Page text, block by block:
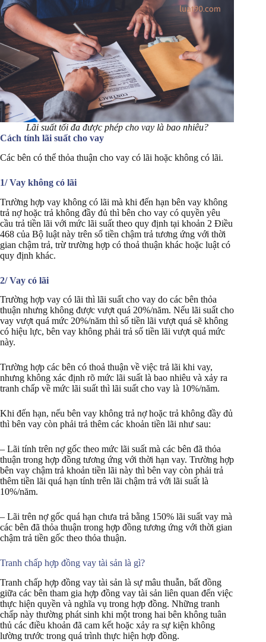
Lãi suất tối đa được phép cho vay là bao nhiêu?
Cách tính lãi suất cho vay
Các bên có thể thỏa thuận cho vay có lãi hoặc không có lãi.
1/ Vay không có lãi
Trường hợp vay không có lãi mà khi đến hạn bên vay không
trả nợ hoặc trả không đầy đủ thì bên cho vay có quyền yêu
cầu trả tiền lãi với mức lãi suất theo quy định tại khoản 2 Điều
468 của Bộ luật này trên số tiền chậm trả tương ứng với thời
gian chậm trả, trừ trường hợp có thoả thuận khác hoặc luật có
quy định khác.
2/ Vay có lãi
Trường hợp vay có lãi thì lãi suất cho vay do các bên thỏa
thuận nhưng không được vượt quá 20%/năm. Nếu lãi suất cho
vay vượt quá mức 20%/năm thì số tiền lãi vượt quá sẽ không
có hiệu lực, bên vay không phải trả số tiền lãi vượt quá mức
này.
Trường hợp các bên có thoả thuận về việc trả lãi khi vay,
nhưng không xác định rõ mức lãi suất là bao nhiêu và xảy ra
tranh chấp về mức lãi suất thì lãi suất cho vay là 10%/năm.
Khi đến hạn, nếu bên vay không trả nợ hoặc trả không đầy đủ
thì bên vay còn phải trả thêm các khoản tiền lãi như sau:
– Lãi tính trên nợ gốc theo mức lãi suất mà các bên đã thỏa
thuận trong hợp đồng tương ứng với thời hạn vay. Trường hợp
bên vay chậm trả khoản tiền lãi này thì bên vay còn phải trả
thêm tiền lãi quá hạn tính trên lãi chậm trả với lãi suất là
10%/năm.
– Lãi trên nợ gốc quá hạn chưa trả bằng 150% lãi suất vay mà
các bên đã thỏa thuận trong hợp đồng tương ứng với thời gian
chậm trả tiền gốc theo thỏa thuận.
Tranh chấp hợp đồng vay tài sản là gì?
Tranh chấp hợp đồng vay tài sản là sự mâu thuẫn, bất đồng
giữa các bên tham gia hợp đồng vay tài sản liên quan đến việc
thực hiện quyền và nghĩa vụ trong hợp đồng. Những tranh
chấp này thường phát sinh khi một trong hai bên không tuân
thủ các điều khoản đã cam kết hoặc xảy ra sự kiện không
lường trước trong quá trình thực hiện hợp đồng.